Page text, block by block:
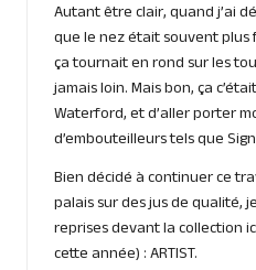
Autant être clair, quand j’ai
que le nez était souvent plus
ça tournait en rond sur les
jamais loin. Mais bon, ça
Waterford, et d’aller porter
d’embouteilleurs tels que
Bien décidé à continuer ce
palais sur des jus de qualité,
reprises devant la collection
cette année) : ARTIST.